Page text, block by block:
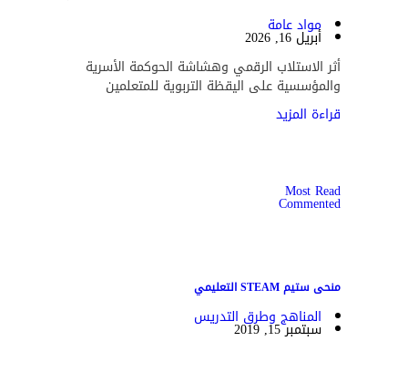
مواد عامة
أبريل 16, 2026
أثر الاستلاب الرقمي وهشاشة الحوكمة الأسرية
والمؤسسية على اليقظة التربوية للمتعلمين
قراءة المزيد
Most Read
Commented
منحى ستيم STEAM التعليمي
المناهج وطرق التدريس
سبتمبر 15, 2019